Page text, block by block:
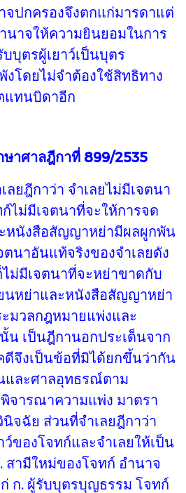
จปกครองจึงตกแก่มารดาแต่
นาจให้ความยินยอมในการ
บุตรผู้เยาว์เป็นบุตร
งโดยไม่จำต้องใช้สิทธิทาง
แทนบิดาอีก
ฎีกาที่ 899/2535
ว่า จำเลยไม่มีเจตนา
ไม่มีเจตนาที่จะให้การจด
หนังสือสัญญาหย่ามีผลผูกพัน
นาอันแท้จริงของจำเลยดัง
ไม่มีเจตนาที่จะหย่าขาดกับ
นหย่าและหนังสือสัญญาหย่า
มวลกฎหมายแพ่งและ
น เป็นฎีกานอกประเด็นจาก
ดีจึงเป็นข้อที่มิได้ยกขึ้นว่ากัน
และศาลอุทธรณ์ตาม
จารณาความแพ่ง มาตรา
จฉัย ส่วนที่จำเลยฎีกาว่า
ของโจทก์และจำเลยให้เป็น
ามีใหม่ของโจทก์ อำนาจ
ก. ผู้รับบุตรบุญธรรม โจทก์